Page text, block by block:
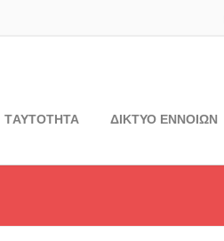
TΑΥΤΟΤΗΤΑ ΔΙΚΤΥΟ ΕΝΝΟΙΩΝ